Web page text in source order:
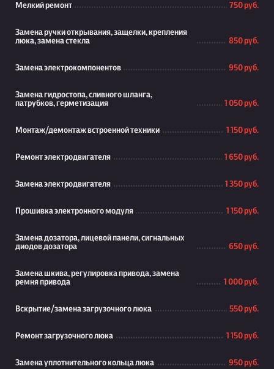
Мелкий ремонт 750 руб.
Замена ручки открывания, защелки, крепления
люка, замена стекла
850 руб.
Замена электрокомпонентов 950 руб.
Замена гидростопа, сливного шланга,
патрубков, герметизация
1 050 руб.
Монтаж/демонтаж встроенной техники 1 150 руб.
Ремонт электродвигателя 1 650 руб.
Замена электродвигателя 1 350 руб.
Прошивка электронного модуля 1 150 руб.
Замена дозатора, лицевой панели, сигнальных
диодов дозатора
650 руб.
Замена шкива, регулировка привода, замена
ремня привода
1 000 руб.
Вскрытие/замена загрузочного люка 550 руб.
Ремонт загрузочного люка 1 150 руб.
Замена уплотнительного кольца люка 950 руб.